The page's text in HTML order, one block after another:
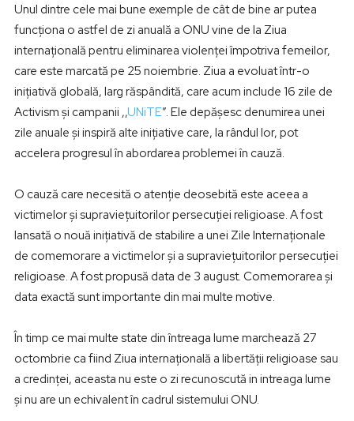
Unul dintre cele mai bune exemple de cât de bine ar putea
funcționa o astfel de zi anuală a ONU vine de la Ziua
internațională pentru eliminarea violenței împotriva femeilor,
care este marcată pe 25 noiembrie. Ziua a evoluat într-o
inițiativă globală, larg răspândită, care acum include 16 zile de
Activism și campanii ,,UNiTE”. Ele depășesc denumirea unei
zile anuale și inspiră alte inițiative care, la rândul lor, pot
accelera progresul în abordarea problemei în cauză.
O cauză care necesită o atenție deosebită este aceea a
victimelor și supraviețuitorilor persecuției religioase. A fost
lansată o nouă inițiativă de stabilire a unei Zile Internaționale
de comemorare a victimelor și a supraviețuitorilor persecuției
religioase. A fost propusă data de 3 august. Comemorarea și
data exactă sunt importante din mai multe motive.
În timp ce mai multe state din întreaga lume marchează 27
octombrie ca fiind Ziua internațională a libertății religioase sau
a credinței, aceasta nu este o zi recunoscută in intreaga lume
și nu are un echivalent în cadrul sistemului ONU.